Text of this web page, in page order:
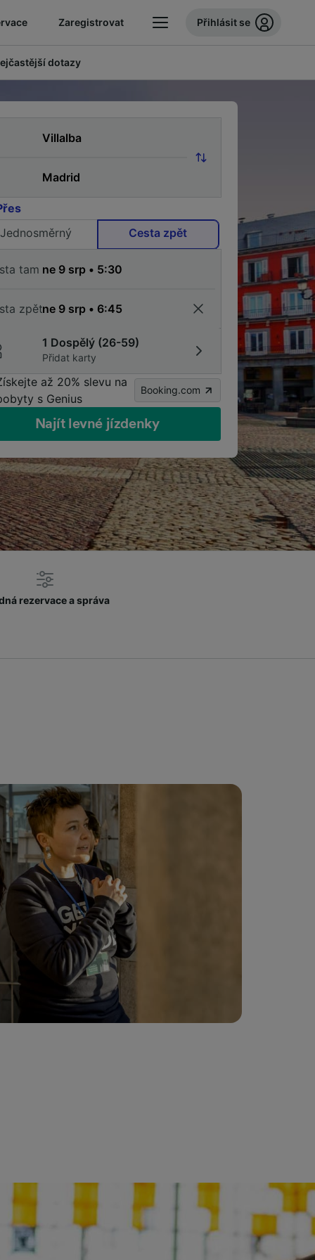
Zaregistrovat Přihlásit se
dotazy
Jednosměrný
Cesta zpět
tam
zpět
1 Dospělý (26-59)
Přidat karty
až 20% slevu na
s Genius
Booking.com
Najít levné jízdenky
rezervace a správa